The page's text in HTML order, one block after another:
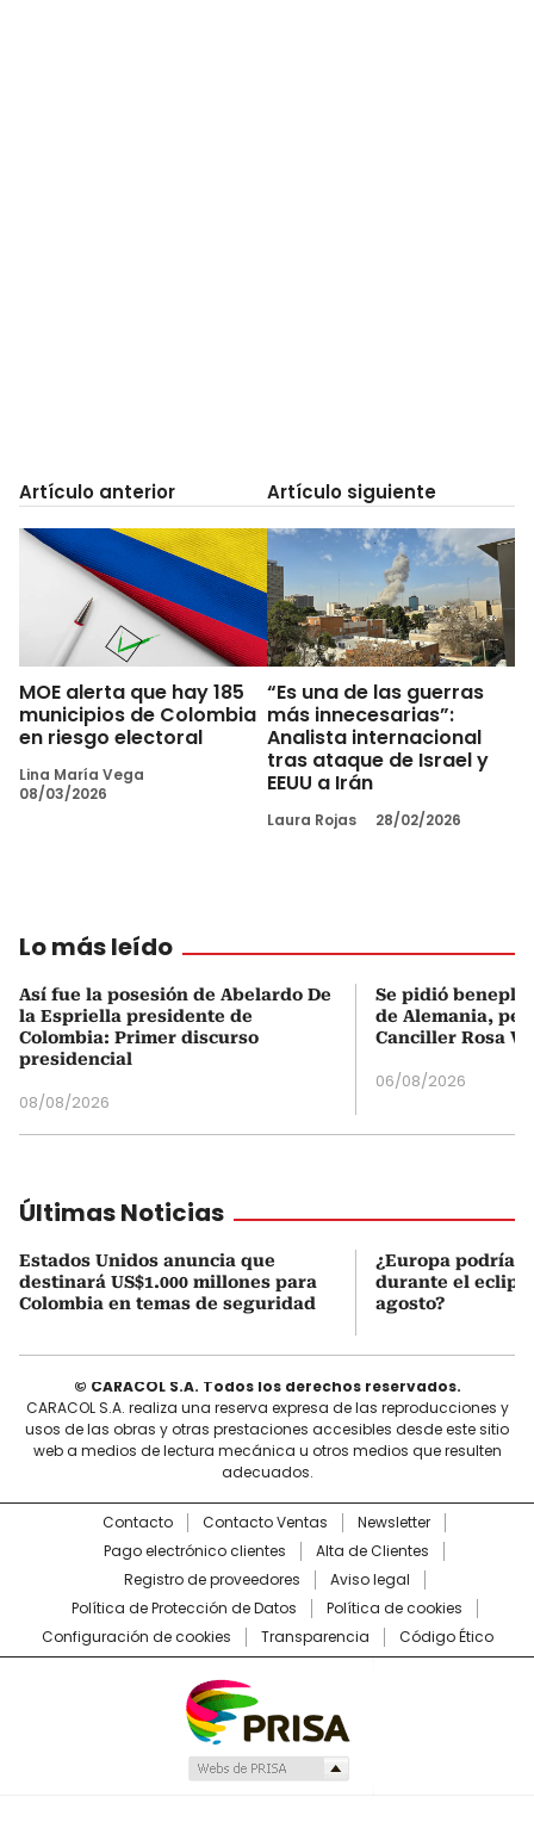
Artículo anterior
MOE alerta que hay 185
municipios de Colombia
en riesgo electoral
Lina María Vega
08/03/2026
Artículo siguiente
“Es una de las guerras
más innecesarias”:
Analista internacional
tras ataque de Israel y
EEUU a Irán
Laura Rojas 28/02/2026
Lo más leído
Así fue la posesión de Abelardo De
la Espriella presidente de
Colombia: Primer discurso
presidencial
08/08/2026
Se pidió
de Alemania,
Canciller Rosa
06/08/2026
Últimas Noticias
Estados Unidos anuncia que
destinará US$1.000 millones para
Colombia en temas de seguridad
¿Europa podría
durante el
agosto?
© CARACOL S.A. Todos los derechos reservados.
CARACOL S.A. realiza una reserva expresa de las reproducciones y
usos de las obras y otras prestaciones accesibles desde este sitio
web a medios de lectura mecánica u otros medios que resulten
adecuados.
Contacto Contacto Ventas
Newsletter
Pago electrónico clientes
Alta de Clientes
Registro de proveedores
Aviso legal
Política de Protección de Datos
Política de cookies
Configuración de cookies
Transparencia Código Ético